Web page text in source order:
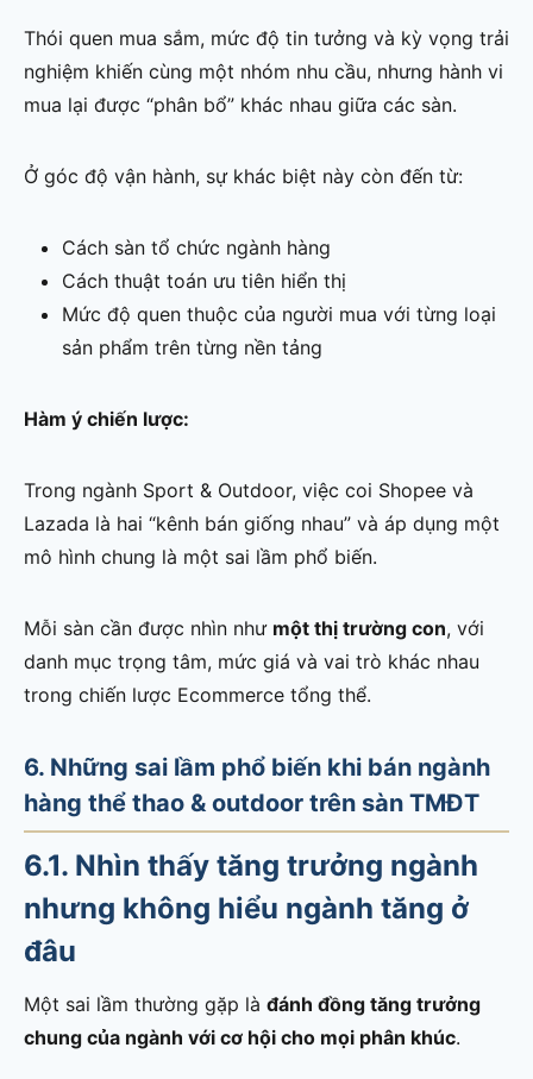
Thói quen mua sắm, mức độ tin tưởng và kỳ vọng trải
nghiệm khiến cùng một nhóm nhu cầu, nhưng hành vi
mua lại được “phân bổ” khác nhau giữa các sàn.
Ở góc độ vận hành, sự khác biệt này còn đến từ:
Cách sàn tổ chức ngành hàng
Cách thuật toán ưu tiên hiển thị
Mức độ quen thuộc của người mua với từng loại
sản phẩm trên từng nền tảng
Hàm ý chiến lược:
Trong ngành Sport & Outdoor, việc coi Shopee và
Lazada là hai “kênh bán giống nhau” và áp dụng một
mô hình chung là một sai lầm phổ biến.
Mỗi sàn cần được nhìn như một thị trường con, với
danh mục trọng tâm, mức giá và vai trò khác nhau
trong chiến lược Ecommerce tổng thể.
6. Những sai lầm phổ biến khi bán ngành
hàng thể thao & outdoor trên sàn TMĐT
6.1. Nhìn thấy tăng trưởng ngành
nhưng không hiểu ngành tăng ở
đâu
Một sai lầm thường gặp là đánh đồng tăng trưởng
chung của ngành với cơ hội cho mọi phân khúc.